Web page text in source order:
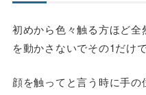
初めから色々触る方ほど
を動かさないでその1だけ
顔を触ってと言う時に手